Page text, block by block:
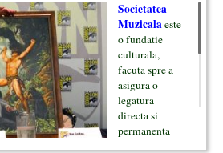
Societatea
Muzicalaeste
o fundatie
culturala,
facuta spre a
asigura o
legatura
directa si
permanenta